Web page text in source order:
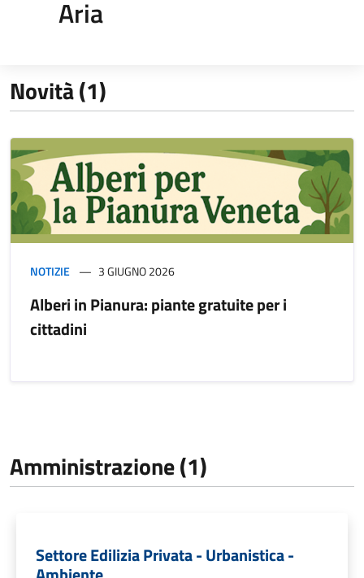
Aria
Novità (1)
NOTIZIE 3 GIUGNO 2026
Alberi in Pianura: piante gratuite per i
cittadini
Amministrazione (1)
Settore Edilizia Privata - Urbanistica -